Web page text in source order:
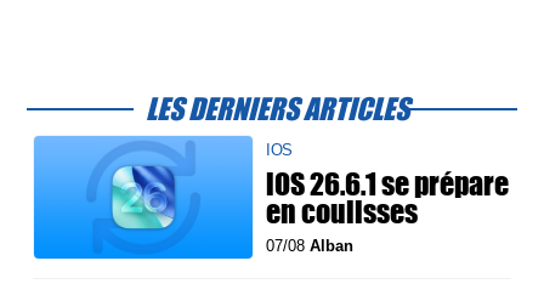
LES DERNIERS ARTICLES
IOS
iOS 26.6.1 se prépare
en coulisses
07/08Alban